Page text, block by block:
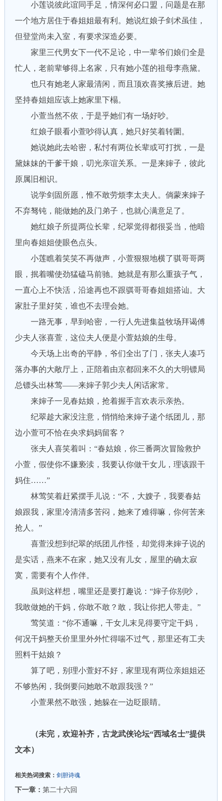
小莲说彼此谊同手足，情深何必口盟，问题是在那
一个地方居住于春姐姐最有利。她说红娘子剑术虽佳，
但登堂尚未入室，有要求深造必要。
家里三代男女下一代不足论，中一辈爷们娘们全是
忙人，老前辈够得上名家，只有她小莲的祖母李燕黛。
也只有她老人家最清闲，而且顶欢喜奖掖后进。她
坚持春姐姐应该上她家里下榻。
小萱当然不依，于是乎她们有一场好吵。
红娘子眼看小萱吵得认真，她只好笑着转圜。
她说她此去哈密，私忖有两位长辈或可打扰，一是
黛妹妹的干爹干娘，叨光亲谊关系。一是来婶子，彼此
原属旧相识。
说学剑固所愿，惟不敢劳烦李太夫人。倘蒙来婶子
不弃驽钝，能做她的及门弟子，也就心满意足了。
她红娘子所提两位长辈，纪翠觉得都很妥当，他暗
里向春姐姐使眼色点头。
小莲瞧着笑笑不再做声，小萱狠狠地横了骐哥哥两
眼，抿着嘴使劲猛磕马前驰。她就是有那么重孩子气，
一直心上不快活，沿途再也不跟骐哥哥春姐姐搭讪。大
家肚子里好笑，谁也不去理会她。
一路无事，早到哈密，一行人先进集益牧场拜谒傅
少夫人张喜萱，这位夫人便是小萱姑娘的生母。
今天场上出奇的平静，爷们全出了门，张夫人凑巧
落办事的大敞厅上，正陪着由京都回来不久的大明镖局
总镖头出林莺——来婶子郭少夫人闲话家常。
来婶子一见春姑娘，抢着握手言欢表示亲热。
纪翠趁大家没注意，悄悄给来婶子递个纸团儿，那
边小萱可不恰在央求妈妈留客？
张夫人喜笑着叫：“春姑娘，你三番两次冒险救护
小萱，假使你不嫌亵渎，我要认你做干女儿，理该跟干
妈住……”
林莺笑着赶紧摆手儿说：“不，大嫂子，我要春姑
娘跟我，家里冷清清多苦闷，她来了难得嘛，你何苦来
抢人。”
喜萱没想到纪翠的纸团儿作怪，却觉得来婶子说的
是实话，燕来不在家，她又没有儿女，屋里的确太寂
寞，需要有个人作伴。
虽则这样想，嘴里还是要打趣说：“婶子你别吵，
我敢做她的干妈，你敢不敢？敢，我让你把人带走。”
莺笑道：“你不通嘛，干女儿末见得要守定干妈，
何况干妈整天价里里外外忙得喘不过气，那里还有工夫
照料干姑娘？
算了吧，别理小萱好不好，家里现有两位亲姐姐还
不够热闲，我倒要问她敢不敢跟我强？”
小萱果然不敢强，她躲在一边眨眼睛。
（未完，欢迎补齐，古龙武侠论坛“西域名士”提供
文本）
相关热词搜索： 剑胆诗魂
下一章： 第二十六回